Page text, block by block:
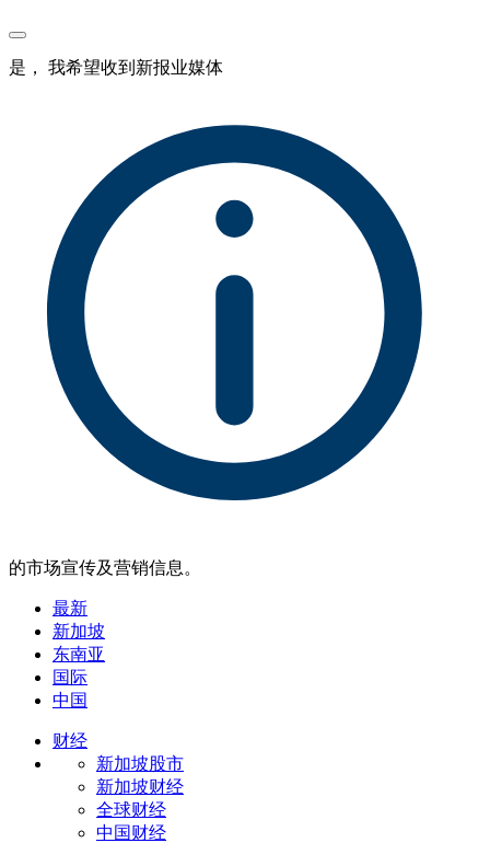
是， 我希望收到新报业媒体
的市场宣传及营销信息。
最新
新加坡
东南亚
国际
中国
财经
新加坡股市
新加坡财经
全球财经
中国财经